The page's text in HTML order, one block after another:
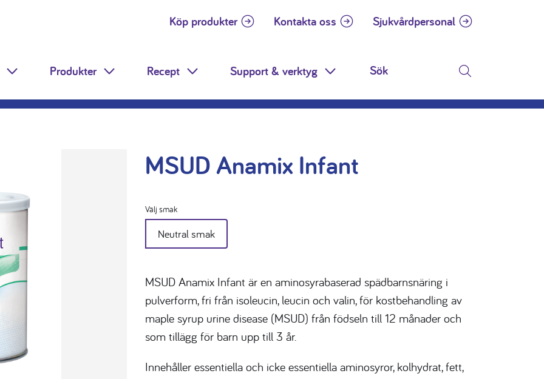
Köp produkter Kontakta oss Sjukvårdpersonal
Toggle Dropdown
Produkter Toggle Dropdown
Recept Toggle Dropdown
Support & verktyg Toggle Dropdown Sök
MSUD Anamix Infant
Välj smak
Neutral smak
MSUD Anamix Infant är en aminosyrabaserad spädbarnsnäring i
pulverform, fri från isoleucin, leucin och valin, för kostbehandling av
maple syrup urine disease (MSUD) från födseln till 12 månader och
som tillägg för barn upp till 3 år.
Innehåller essentiella och icke essentiella aminosyror, kolhydrat, fett,